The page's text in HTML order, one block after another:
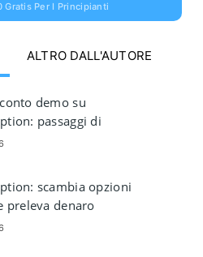
Gratis Per I Principianti
ALTRO DALL'AUTORE
demo su
passaggi di
rapidi
scambia opzioni
preleva denaro